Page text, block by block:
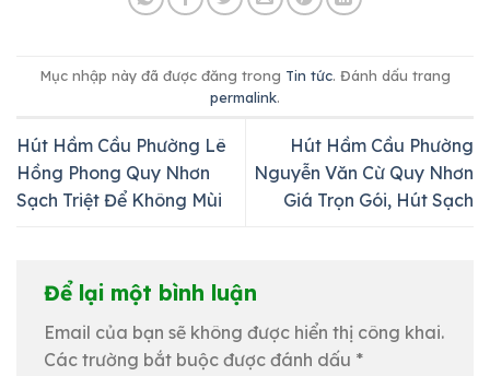
Mục nhập này đã được đăng trong Tin tức. Đánh dấu trang
permalink.
Hút Hầm Cầu Phường Lê
Hồng Phong Quy Nhơn
Sạch Triệt Để Không Mùi
Hút Hầm Cầu Phường
Nguyễn Văn Cừ Quy Nhơn
Giá Trọn Gói, Hút Sạch
Để lại một bình luận
Email của bạn sẽ không được hiển thị công khai.
Các trường bắt buộc được đánh dấu *